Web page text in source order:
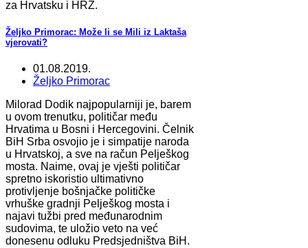
za Hrvatsku i HRZ.
Željko Primorac: Može li se Mili iz Laktaša
vjerovati?
01.08.2019.
Željko Primorac
Milorad Dodik najpopularniji je, barem
u ovom trenutku, političar među
Hrvatima u Bosni i Hercegovini. Čelnik
BiH Srba osvojio je i simpatije naroda
u Hrvatskoj, a sve na račun Pelješkog
mosta. Naime, ovaj je vješti političar
spretno iskoristio ultimativno
protivljenje bošnjačke političke
vrhuške gradnji Pelješkog mosta i
najavi tužbi pred međunarodnim
sudovima, te uložio veto na već
donesenu odluku Predsjedništva BiH.